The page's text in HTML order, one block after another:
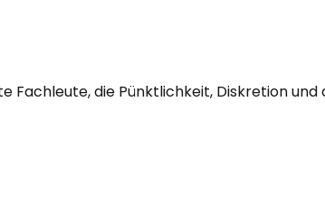
Fachleute, die Pünktlichkeit, Diskretion